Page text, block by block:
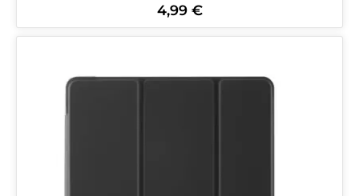
Regulärer Preis:
4,99 €